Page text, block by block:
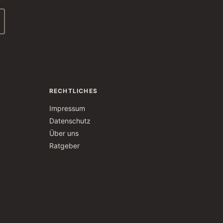
RECHTLICHES
Impressum
Datenschutz
Über uns
Ratgeber